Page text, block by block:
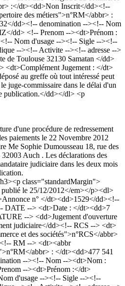
:</dt><dd>Non Inscrit</dd><!--
des métiers">n°RM</abbr> :
dd><!-- denomination --><!-- Nom
dd> <!-- Prenom --><dt>Prénom :
Nom d'usage --><!-- Sigle --><!--
--><!-- Activite --><!-- adresse -->
de Toulouse 32130 Samatan </dd>
<dt>Complément Jugement : </dt>
au greffe où tout intéressé peut
juge-commissaire dans le délai d'un
publication.</dd></dl> <p
d'une procédure de redressement
paiements le 22 Novembre 2012
Me Sophie Dumousseau 18, rue des
Auch . Les déclarations des
judiciaire dans les deux mois
class="standardMargin">
le 25/12/2012</em></p><dl>
n° </dt><dd>1529</dd><!--
DATE --> <dt>Date : </dt><dd>7
--> <dd>Jugement d'ouverture
judiciaire</dd><!-- RCS --> <dt>
et des sociétés">n°RCS</abbr>
RM --> <dt><abbr
abbr> : </dt><dd>477 541
--><!-- Nom --><dt>Nom :
--><dt>Prénom :</dt>
d'usage --><!-- Sigle --><!--